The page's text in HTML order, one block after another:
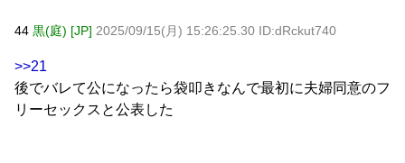
44 黒(庭) [JP] 2025/09/15(月) 15:26:25.30 ID:dRckut740
>>21
後でバレて公になったら袋叩きなんで最初に夫婦同意のフ
リーセックスと公表した